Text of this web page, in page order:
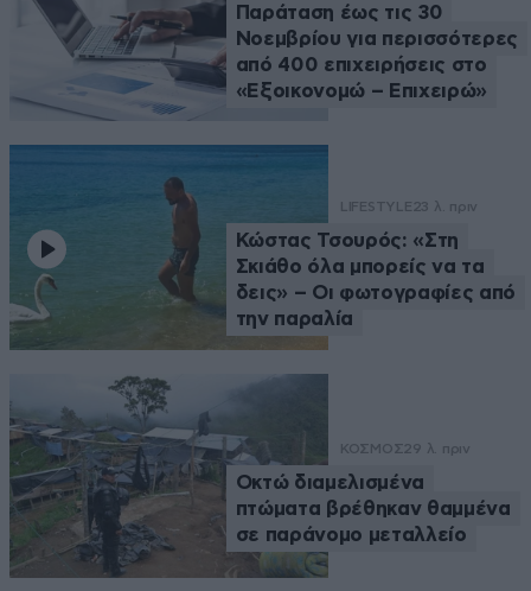
Παράταση έως τις 30
Νοεμβρίου για περισσότερες
από 400 επιχειρήσεις στο
«Εξοικονομώ – Επιχειρώ»
LIFESTYLE23 λ. πριν
Κώστας Τσουρός: «Στη
Σκιάθο όλα μπορείς να τα
δεις» – Οι φωτογραφίες από
την παραλία
ΚΟΣΜΟΣ29 λ. πριν
Οκτώ διαμελισμένα
πτώματα βρέθηκαν θαμμένα
σε παράνομο μεταλλείο